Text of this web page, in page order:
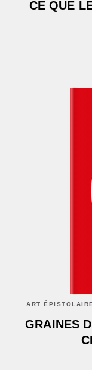
CE QUE
ART
GRAINES